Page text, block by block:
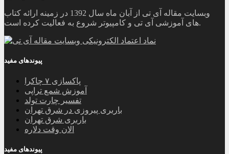
وبسایت مقاله آی تی از آبان ماه سال 1392 در زمینه ارائه کتاب
های آموزشی آی تی و کامپیوتر شروع به فعالیت کرده است.
پیوندهای مفید
پاکسازی ۷ چاکرا
آموزش شمع تراپی
تفسیر چارت تولد
باربری پیروزی در شرق تهران
باربری شرق تهران
الان وقت دلاره
پیوندهای مفید